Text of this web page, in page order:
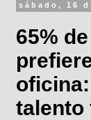
sábado, 16
65%
talento